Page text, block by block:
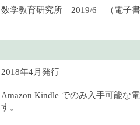
数学教育研究所 2019/6 （電子
2018年4月発行
Amazon Kindle でのみ入手可能な
す。